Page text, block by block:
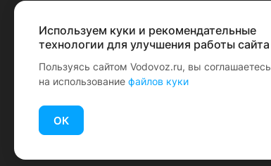
© 2026 Водовоз.RU
✕
Используем куки и рекомендательные
технологии для улучшения работы сайта
Пользуясь сайтом Vodovoz.ru, вы соглашаетесь
на использование файлов куки
ОК